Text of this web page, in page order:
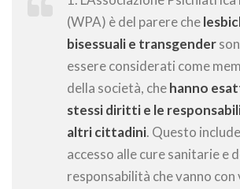
(WPA) è del parere che
bisessuali e transgender
essere considerati come
della società, chehanno
stessi diritti e le
altri cittadini. Questo
accesso alle cure sanitarie e
responsabilità che vanno con